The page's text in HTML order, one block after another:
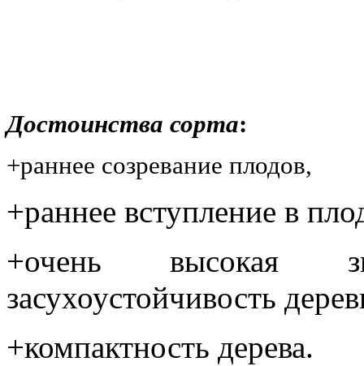
Достоинства сорта:
+раннее созревание плодов,
+раннее вступление в
+очень высокая
засухоустойчивость
+компактность дерева.